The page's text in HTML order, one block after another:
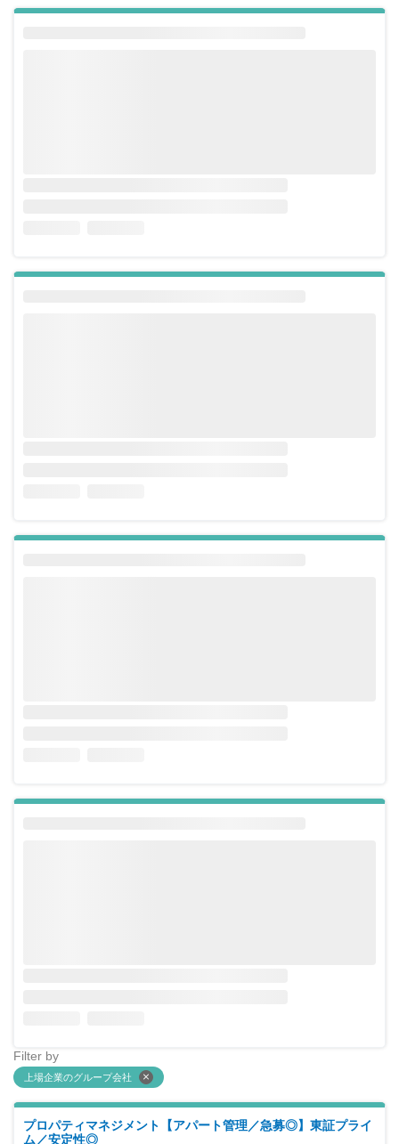
Filter by
上場企業のグループ会社
プロパティマネジメント【アパート管理／急募◎】東証プライ
ム／安定性◎